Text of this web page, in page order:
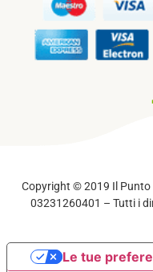
Copyright © 2019 Il Punto
03231260401 – Tutti i
Le tue